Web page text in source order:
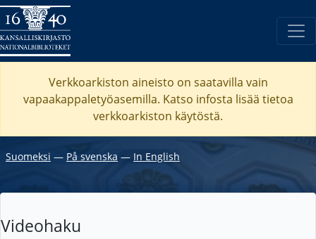
Verkkoarkiston aineisto on saatavilla vain
vapaakappaletyöasemilla. Katso infosta lisää tietoa
verkkoarkiston käytöstä.
Suomeksi ― På svenska ― In English
Videohaku